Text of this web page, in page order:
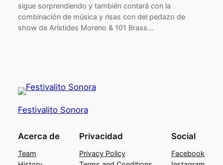
sigue sorprendiendo y también contará con la
combinación de música y risas con del pedazo de
show de Arístides Moreno & 101 Brass…
Festivalito Sonora
Acerca de
Team
Privacidad
Privacy Policy
Social
Facebook